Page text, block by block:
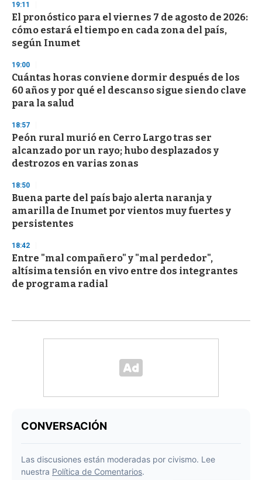
19:11
El pronóstico para el viernes 7 de agosto de 2026:
cómo estará el tiempo en cada zona del país,
según Inumet
19:00
Cuántas horas conviene dormir después de los
60 años y por qué el descanso sigue siendo clave
para la salud
18:57
Peón rural murió en Cerro Largo tras ser
alcanzado por un rayo; hubo desplazados y
destrozos en varias zonas
18:50
Buena parte del país bajo alerta naranja y
amarilla de Inumet por vientos muy fuertes y
persistentes
18:42
Entre "mal compañero" y "mal perdedor",
altísima tensión en vivo entre dos integrantes
de programa radial